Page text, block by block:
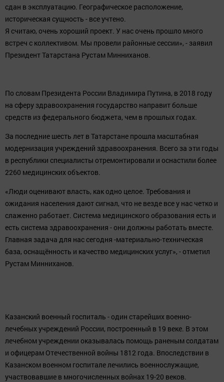
сдан в эксплуатацию. Географическое расположение,
историческая сущность - все учтено.
Я считаю, очень хороший проект. У нас очень прошло много
встреч с коллективом. Мы провели районные сессии», - заявил
Президент Татарстана Рустам Минниханов.
По словам Президента России Владимира Путина, в 2018 году
на сферу здравоохранения государство направит больше
средств из федерального бюджета, чем в прошлых годах.
За последние шесть лет в Татарстане прошла масштабная
модернизация учреждений здравоохранения. Всего за эти годы
в республики специалисты отремонтировали и оснастили более
2260 медицинских объектов.
«Люди оценивают власть, как одно целое. Требования и
ожидания населения дают сигнал, что не везде все у нас четко и
слаженно работает. Система медицинского образования есть и
есть система здравоохранения - они должны работать вместе.
Главная задача для нас сегодня -материально-техническая
база, оснащённость и качество медицинских услуг», - отметил
Рустам Минниханов.
Казанский военный госпиталь - один старейших военно-
лечебных учреждений России, построенный в 19 веке. В этом
лечебном учреждении оказывалась помощь раненым солдатам
и офицерам Отечественной войны 1812 года. Впоследствии в
Казанском военном госпитале лечились военнослужащие,
участвовавшие в многочисленных войнах 19-20 веков.